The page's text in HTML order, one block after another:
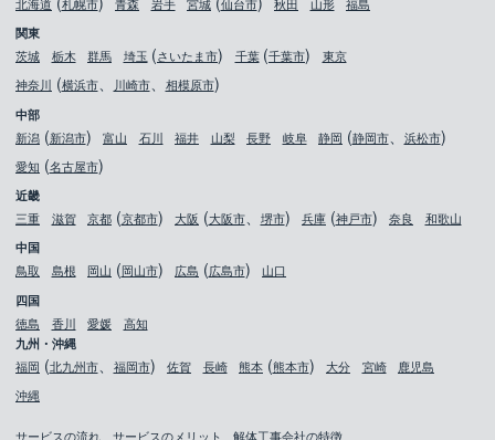
関東
茨城
栃木 群馬 埼玉 さいたま市 千葉 千葉市
東京
神奈川
横浜市 川崎市
相模原市
中部
新潟
新潟市 富山 石川 福井 山梨 長野 岐阜 静岡 静岡市
浜松市
愛知
名古屋市
近畿
三重
滋賀 京都 京都市 大阪 大阪市 堺市 兵庫 神戸市 奈良
和歌山
中国
鳥取
島根 岡山 岡山市 広島 広島市
山口
四国
徳島
香川 愛媛
高知
九州・沖縄
福岡
北九州市 福岡市 佐賀 長崎 熊本 熊本市 大分 宮崎
鹿児島
沖縄
サービスの流れ サービスのメリット 解体工事会社の特徴